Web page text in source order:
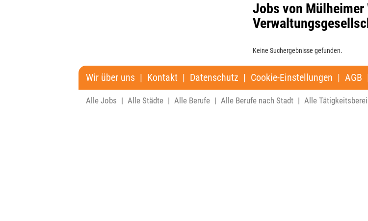
Jobs von Mülheimer
Keine Suchergebnisse gefunden.
Wir über uns | Kontakt | Datenschutz | Cookie-Einstellungen | AGB
Alle Jobs | Alle Städte | Alle Berufe | Alle Berufe nach Stadt | Alle